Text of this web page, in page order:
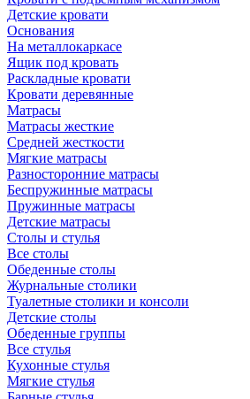
Детские кровати
Основания
На металлокаркасе
Ящик под кровать
Раскладные кровати
Кровати деревянные
Матрасы
Матрасы жесткие
Средней жесткости
Мягкие матрасы
Разносторонние матрасы
Беспружинные матрасы
Пружинные матрасы
Детские матрасы
Столы и стулья
Все столы
Обеденные столы
Журнальные столики
Туалетные столики и консоли
Детские столы
Обеденные группы
Все стулья
Кухонные стулья
Мягкие стулья